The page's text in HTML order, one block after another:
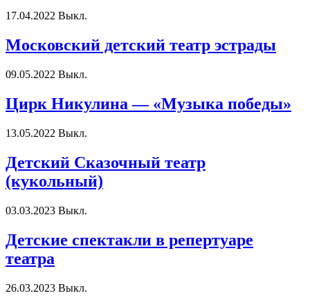
17.04.2022 Выкл.
Московский детский театр эстрады
09.05.2022 Выкл.
Цирк Никулина — «Музыка победы»
13.05.2022 Выкл.
Детский Сказочный театр
(кукольный)
03.03.2023 Выкл.
Детские спектакли в репертуаре
театра
26.03.2023 Выкл.